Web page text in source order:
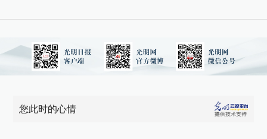
您此时的心情